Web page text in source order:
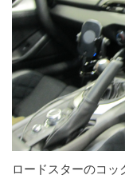
ロードスターのコッ